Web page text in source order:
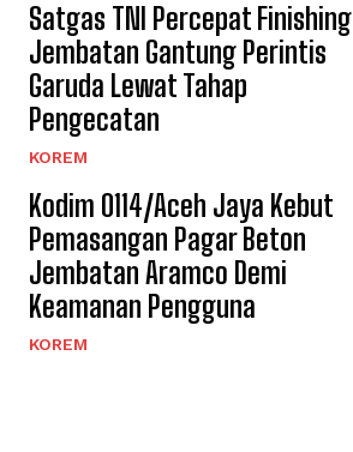
Satgas TNI Percepat Finishing
Jembatan Gantung Perintis
Garuda Lewat Tahap
Pengecatan
KOREM
Kodim 0114/Aceh Jaya Kebut
Pemasangan Pagar Beton
Jembatan Aramco Demi
Keamanan Pengguna
KOREM